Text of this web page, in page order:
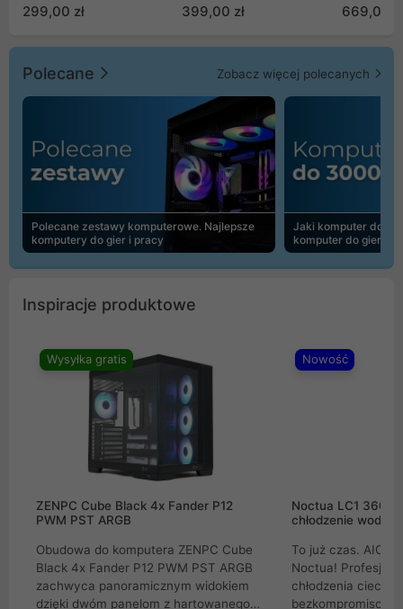
299,00 zł 399,00 zł 669,00
Polecane Zobacz więcej polecanych
Polecane zestawy komputerowe. Najlepsze
komputery do gier i pracy
Jaki komputer do
komputer do gier |
Inspiracje produktowe
Wysyłka gratis
ZENPC Cube Black 4x Fander P12
PWM PST ARGB
Obudowa do komputera ZENPC Cube
Black 4x Fander P12 PWM PST ARGB
zachwyca panoramicznym widokiem
dzięki dwóm panelom z hartowanego
Nowość
Noctua LC1
chłodzenie wodne
To już czas. AIO
Noctua!
chłodzenia cieczą